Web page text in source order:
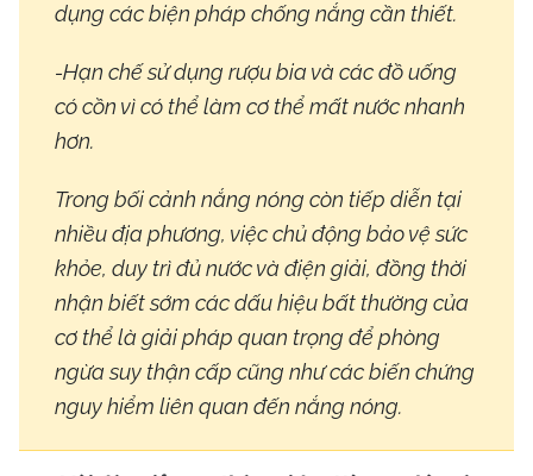
dụng các biện pháp chống nắng cần thiết.
-Hạn chế sử dụng rượu bia và các đồ uống
có cồn vì có thể làm cơ thể mất nước nhanh
hơn.
Trong bối cảnh nắng nóng còn tiếp diễn tại
nhiều địa phương, việc chủ động bảo vệ sức
khỏe, duy trì đủ nước và điện giải, đồng thời
nhận biết sớm các dấu hiệu bất thường của
cơ thể là giải pháp quan trọng để phòng
ngừa suy thận cấp cũng như các biến chứng
nguy hiểm liên quan đến nắng nóng.